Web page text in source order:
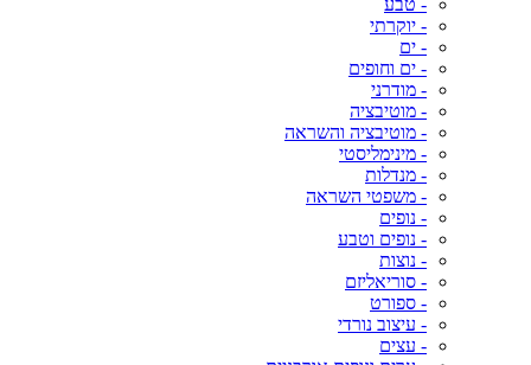
- טבע
- יוקרתי
- ים
- ים וחופים
- מודרני
- מוטיבציה
- מוטיבציה והשראה
- מינימליסטי
- מנדלות
- משפטי השראה
- נופים
- נופים וטבע
- נוצות
- סוריאליזם
- ספורט
- עיצוב נורדי
- עצים